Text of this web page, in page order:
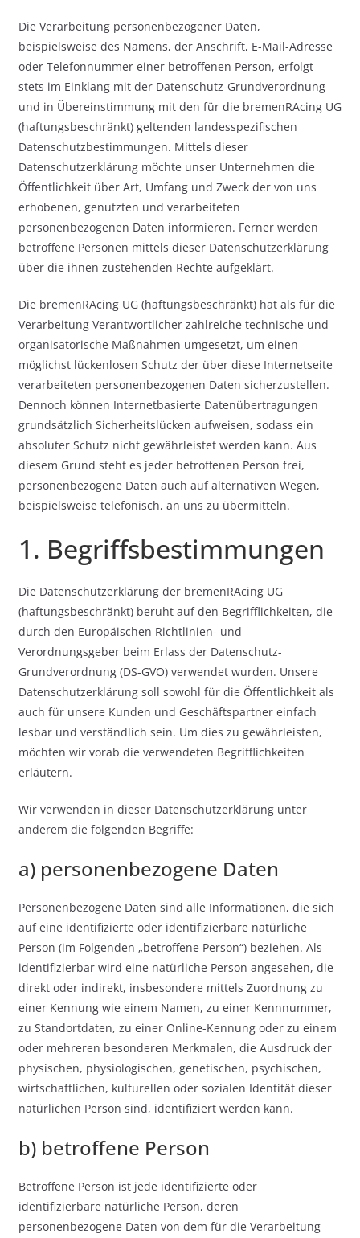
Die Verarbeitung personenbezogener Daten,
beispielsweise des Namens, der Anschrift, E-Mail-Adresse
oder Telefonnummer einer betroffenen Person, erfolgt
stets im Einklang mit der Datenschutz-Grundverordnung
und in Übereinstimmung mit den für die bremenRAcing UG
(haftungsbeschränkt) geltenden landesspezifischen
Datenschutzbestimmungen. Mittels dieser
Datenschutzerklärung möchte unser Unternehmen die
Öffentlichkeit über Art, Umfang und Zweck der von uns
erhobenen, genutzten und verarbeiteten
personenbezogenen Daten informieren. Ferner werden
betroffene Personen mittels dieser Datenschutzerklärung
über die ihnen zustehenden Rechte aufgeklärt.
Die bremenRAcing UG (haftungsbeschränkt) hat als für die
Verarbeitung Verantwortlicher zahlreiche technische und
organisatorische Maßnahmen umgesetzt, um einen
möglichst lückenlosen Schutz der über diese Internetseite
verarbeiteten personenbezogenen Daten sicherzustellen.
Dennoch können Internetbasierte Datenübertragungen
grundsätzlich Sicherheitslücken aufweisen, sodass ein
absoluter Schutz nicht gewährleistet werden kann. Aus
diesem Grund steht es jeder betroffenen Person frei,
personenbezogene Daten auch auf alternativen Wegen,
beispielsweise telefonisch, an uns zu übermitteln.
1. Begriffsbestimmungen
Die Datenschutzerklärung der bremenRAcing UG
(haftungsbeschränkt) beruht auf den Begrifflichkeiten, die
durch den Europäischen Richtlinien- und
Verordnungsgeber beim Erlass der Datenschutz-
Grundverordnung (DS-GVO) verwendet wurden. Unsere
Datenschutzerklärung soll sowohl für die Öffentlichkeit als
auch für unsere Kunden und Geschäftspartner einfach
lesbar und verständlich sein. Um dies zu gewährleisten,
möchten wir vorab die verwendeten Begrifflichkeiten
erläutern.
Wir verwenden in dieser Datenschutzerklärung unter
anderem die folgenden Begriffe:
a) personenbezogene Daten
Personenbezogene Daten sind alle Informationen, die sich
auf eine identifizierte oder identifizierbare natürliche
Person (im Folgenden „betroffene Person“) beziehen. Als
identifizierbar wird eine natürliche Person angesehen, die
direkt oder indirekt, insbesondere mittels Zuordnung zu
einer Kennung wie einem Namen, zu einer Kennnummer,
zu Standortdaten, zu einer Online-Kennung oder zu einem
oder mehreren besonderen Merkmalen, die Ausdruck der
physischen, physiologischen, genetischen, psychischen,
wirtschaftlichen, kulturellen oder sozialen Identität dieser
natürlichen Person sind, identifiziert werden kann.
b) betroffene Person
Betroffene Person ist jede identifizierte oder
identifizierbare natürliche Person, deren
personenbezogene Daten von dem für die Verarbeitung